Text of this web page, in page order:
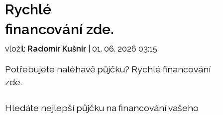
Rychlé
financování zde.
vložil: Radomir Kušnír 01. 06. 2026 03:15
Potřebujete naléhavě půjčku? Rychlé financování
zde.
Hledáte nejlepší půjčku na financování vašeho